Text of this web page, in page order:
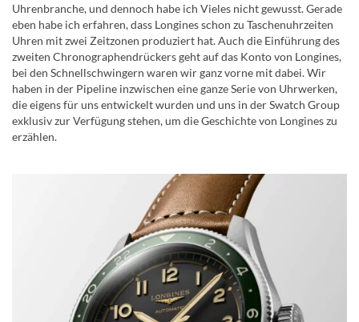
Uhrenbranche, und dennoch habe ich Vieles nicht gewusst. Gerade
eben habe ich erfahren, dass Longines schon zu Taschenuhrzeiten
Uhren mit zwei Zeitzonen produziert hat. Auch die Einführung des
zweiten Chronographendrückers geht auf das Konto von Longines,
bei den Schnellschwingern waren wir ganz vorne mit dabei. Wir
haben in der Pipeline inzwischen eine ganze Serie von Uhrwerken,
die eigens für uns entwickelt wurden und uns in der Swatch Group
exklusiv zur Verfügung stehen, um die Geschichte von Longines zu
erzählen.